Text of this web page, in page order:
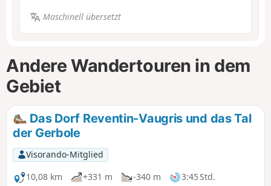
Maschinell übersetzt
Andere Wandertouren in dem
Gebiet
Das Dorf Reventin-Vaugris und das Tal
der Gerbole
Visorando-Mitglied
10,08 km
+331 m -340 m
3:45 Std.